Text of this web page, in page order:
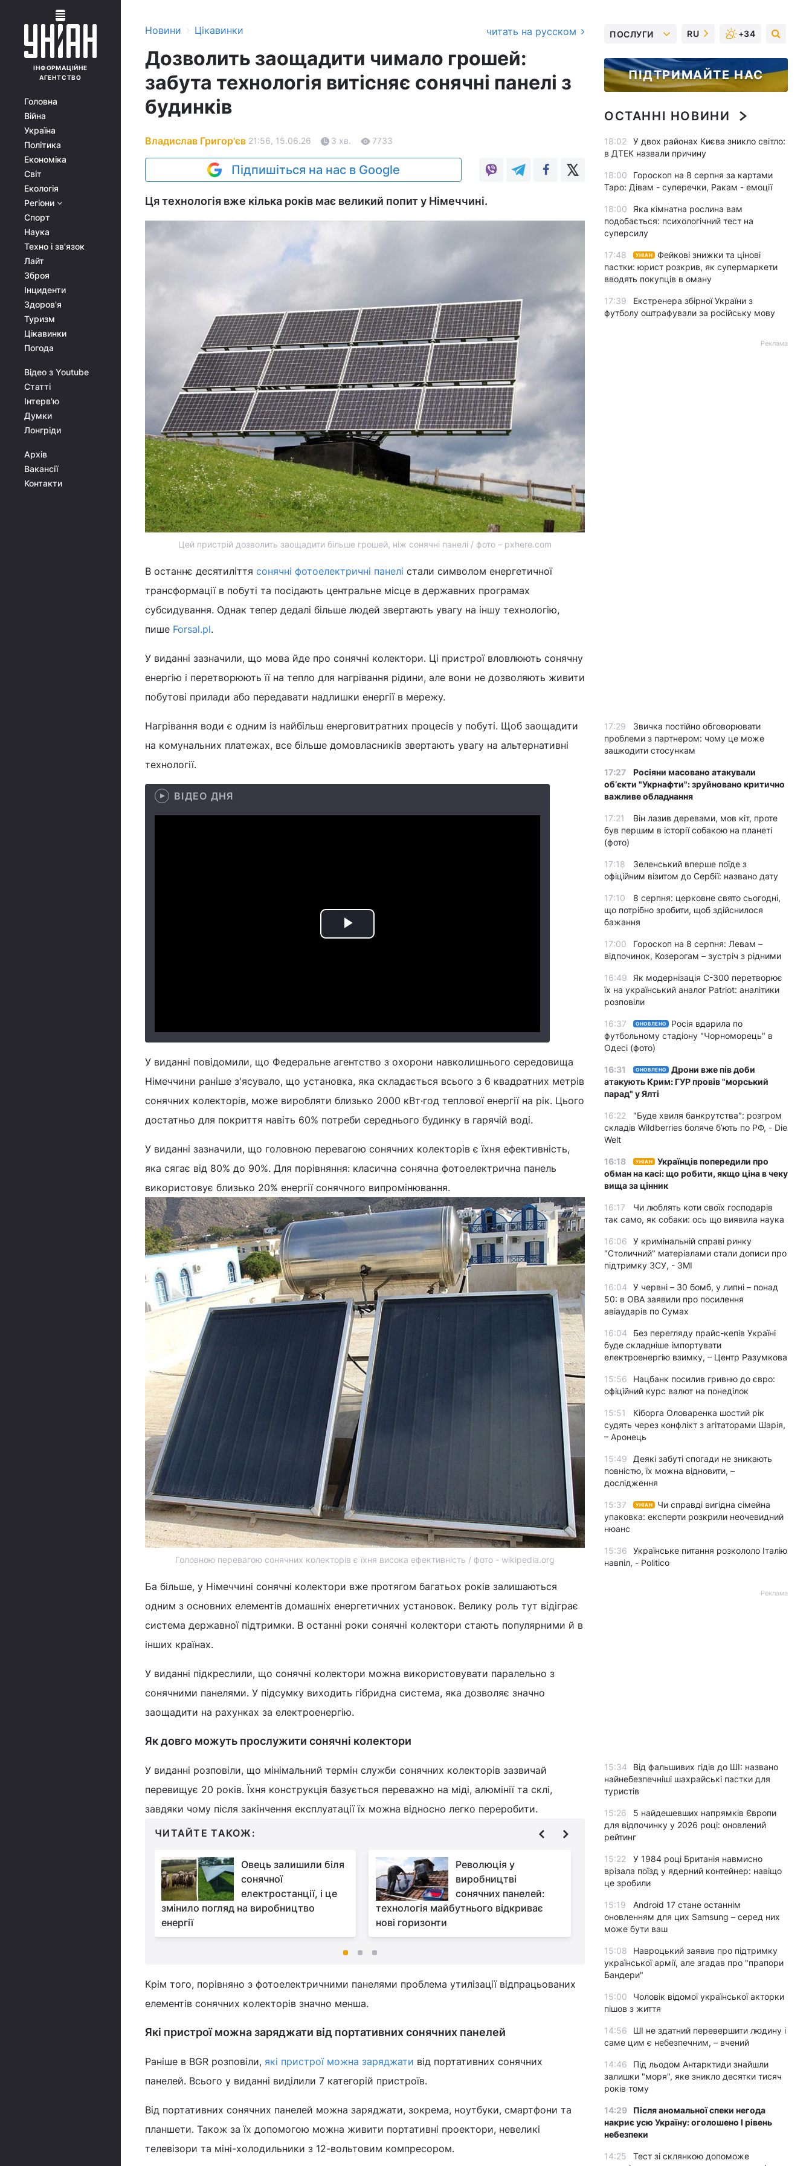
ІНФОРМАЦІЙНЕ
АГЕНТСТВО
Головна
Війна
Україна
Політика
Економіка
Світ
Екологія
Регіони
Спорт
Наука
Техно і зв'язок
Лайт
Зброя
Інциденти
Здоров'я
Туризм
Цікавинки
Погода
Відео з Youtube
Статті
Інтерв'ю
Думки
Лонгріди
Архів
Вакансії
Контакти
Новини › Цікавинки читать на русском
Дозволить заощадити чимало грошей:
забута технологія витісняє сонячні панелі з
будинків
Владислав Григор'єв 21:56, 15.06.26 3 хв. 7733
Підпишіться на нас в Google
Ця технологія вже кілька років має великий попит у Німеччині.
Цей пристрій дозволить заощадити більше грошей, ніж сонячні панелі / фото – pxhere.com
В останнє десятиліття сонячні фотоелектричні панелі стали символом енергетичної
трансформації в побуті та посідають центральне місце в державних програмах
субсидування. Однак тепер дедалі більше людей звертають увагу на іншу технологію,
пише Forsal.pl.
У виданні зазначили, що мова йде про сонячні колектори. Ці пристрої вловлюють сонячну
енергію і перетворюють її на тепло для нагрівання рідини, але вони не дозволяють живити
побутові прилади або передавати надлишки енергії в мережу.
Нагрівання води є одним із найбільш енерговитратних процесів у побуті. Щоб заощадити
на комунальних платежах, все більше домовласників звертають увагу на альтернативні
технології.
ВІДЕО ДНЯ
Play
У виданні повідомили, що Федеральне агентство з охорони навколишнього середовища
Німеччини раніше з'ясувало, що установка, яка складається всього з 6 квадратних метрів
сонячних колекторів, може виробляти близько 2000 кВт·год теплової енергії на рік. Цього
достатньо для покриття навіть 60% потреби середнього будинку в гарячій воді.
У виданні зазначили, що головною перевагою сонячних колекторів є їхня ефективність,
яка сягає від 80% до 90%. Для порівняння: класична сонячна фотоелектрична панель
використовує близько 20% енергії сонячного випромінювання.
Головною перевагою сонячних колекторів є їхня висока ефективність / фото - wikipedia.org
Ба більше, у Німеччині сонячні колектори вже протягом багатьох років залишаються
одним з основних елементів домашніх енергетичних установок. Велику роль тут відіграє
система державної підтримки. В останні роки сонячні колектори стають популярними й в
інших країнах.
У виданні підкреслили, що сонячні колектори можна використовувати паралельно з
сонячними панелями. У підсумку виходить гібридна система, яка дозволяє значно
заощадити на рахунках за електроенергію.
Як довго можуть прослужити сонячні колектори
У виданні розповіли, що мінімальний термін служби сонячних колекторів зазвичай
перевищує 20 років. Їхня конструкція базується переважно на міді, алюмінії та склі,
завдяки чому після закінчення експлуатації їх можна відносно легко переробити.
ЧИТАЙТЕ ТАКОЖ:
Овець залишили біля
сонячної
електростанції, і це
змінило погляд на виробництво
енергії
Революція у
виробництві
сонячних панелей:
технологія майбутнього відкриває
нові горизонти
Чому не можна
покрити всі пустелі
причина вас здивує
Крім того, порівняно з фотоелектричними панелями проблема утилізації відпрацьованих
елементів сонячних колекторів значно менша.
Які пристрої можна заряджати від портативних сонячних панелей
Раніше в BGR розповіли, які пристрої можна заряджати від портативних сонячних
панелей. Всього у виданні виділили 7 категорій пристроїв.
Від портативних сонячних панелей можна заряджати, зокрема, ноутбуки, смартфони та
планшети. Також за їх допомогою можна живити портативні проектори, невеликі
телевізори та міні-холодильники з 12-вольтовим компресором.
ПОСЛУГИ RU +34
ПІДТРИМАЙТЕ НАС
ОСТАННІ НОВИНИ
18:02
У двох районах Києва зникло світло:
в ДТЕК назвали причину
18:00
Гороскоп на 8 серпня за картами
Таро: Дівам - суперечки, Ракам - емоції
18:00
Яка кімнатна рослина вам
подобається: психологічний тест на
суперсилу
17:48 УНІАН
Фейкові знижки та цінові
пастки: юрист розкрив, як супермаркети
вводять покупців в оману
17:39
Екстренера збірної України з
футболу оштрафували за російську мову
Реклама
17:29
Звичка постійно обговорювати
проблеми з партнером: чому це може
зашкодити стосункам
17:27
Росіяни масовано атакували
обʼєкти "Укрнафти": зруйновано критично
важливе обладнання
17:21
Він лазив деревами, мов кіт, проте
був першим в історії собакою на планеті
(фото)
17:18
Зеленський вперше поїде з
офіційним візитом до Сербії: названо дату
17:10
8 серпня: церковне свято сьогодні,
що потрібно зробити, щоб здійснилося
бажання
17:00
Гороскоп на 8 серпня: Левам –
відпочинок, Козерогам – зустріч з рідними
16:49
Як модернізація С-300 перетворює
їх на український аналог Patriot: аналітики
розповіли
16:37 ОНОВЛЕНО
Росія вдарила по
футбольному стадіону "Чорноморець" в
Одесі (фото)
16:31 ОНОВЛЕНО
Дрони вже пів доби
атакують Крим: ГУР провів "морський
парад" у Ялті
16:22
"Буде хвиля банкрутства": розгром
складів Wildberries боляче бʼють по РФ, - Die
Welt
16:18 УНІАН
Українців попередили про
обман на касі: що робити, якщо ціна в чеку
вища за цінник
16:17
Чи люблять коти своїх господарів
так само, як собаки: ось що виявила наука
16:06
У кримінальній справі ринку
"Столичний" матеріалами стали дописи про
підтримку ЗСУ, - ЗМІ
16:04
У червні – 30 бомб, у липні – понад
50: в ОВА заявили про посилення
авіаударів по Сумах
16:04
Без перегляду прайс-кепів Україні
буде складніше імпортувати
електроенергію взимку, – Центр Разумкова
15:56
Нацбанк посилив гривню до євро:
офіційний курс валют на понеділок
15:51
Кіборга Оловаренка шостий рік
судять через конфлікт з агітаторами Шарія,
– Аронець
15:49
Деякі забуті спогади не зникають
повністю, їх можна відновити, –
дослідження
15:37 УНІАН
Чи справді вигідна сімейна
упаковка: експерти розкрили неочевидний
нюанс
15:36
Українське питання розкололо Італію
навпіл, - Politico
Реклама
15:34
Від фальшивих гідів до ШІ: названо
найнебезпечніші шахрайські пастки для
туристів
15:26
5 найдешевших напрямків Європи
для відпочинку у 2026 році: оновлений
рейтинг
15:22
У 1984 році Британія навмисно
врізала поїзд у ядерний контейнер: навіщо
це зробили
15:19
Android 17 стане останнім
оновленням для цих Samsung – серед них
може бути ваш
15:08
Навроцький заявив про підтримку
української армії, але згадав про "прапори
Бандери"
15:00
Чоловік відомої української акторки
пішов з життя
14:56
ШІ не здатний перевершити людину і
саме цим є небезпечним, – вчений
14:46
Під льодом Антарктиди знайшли
залишки "моря", яке зникло десятки тисяч
років тому
14:29
Після аномальної спеки негода
накриє усю Україну: оголошено І рівень
небезпеки
14:25
Тест зі склянкою допоможе